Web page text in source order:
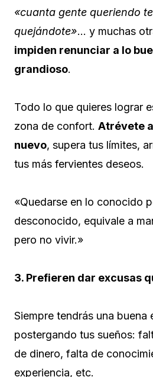
«cuanta gente queriendo
quejándote»… y muchas
impiden renunciar a lo
grandioso.
Todo lo que quieres lograr
zona de confort. Atrévete
nuevo, supera tus límites,
tus más fervientes deseos.
«Quedarse en lo conocido
desconocido, equivale a
pero no vivir.»
3. Prefieren dar excusas
Siempre tendrás una buena
postergando tus sueños:
de dinero, falta de
experiencia, etc.